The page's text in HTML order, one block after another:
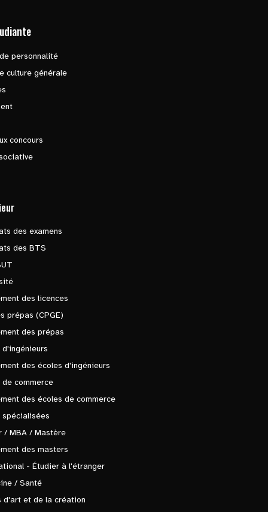
personnalité
culture générale
concours
des examens
des BTS
des licences
prépas (CPGE)
des prépas
d'ingénieurs
des écoles d'ingénieurs
de commerce
des écoles de commerce
spécialisées
/ MBA / Mastère
des masters
- Étudier à l'étranger
/ Santé
d'art et de la création